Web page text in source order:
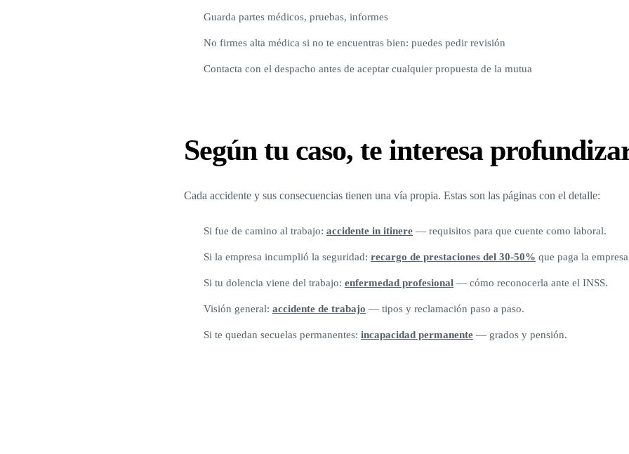
Guarda partes médicos, pruebas, informes
No firmes alta médica si no te encuentras bien: puedes pedir revisión
Contacta con el despacho antes de aceptar cualquier propuesta de la mutua
Según tu caso, te interesa
Cada accidente y sus consecuencias tienen una vía propia. Estas son las páginas con el detalle:
Si fue de camino al trabajo: accidente in itinere — requisitos para que cuente como laboral.
Si la empresa incumplió la seguridad: recargo de prestaciones del 30-50% que paga la
Si tu dolencia viene del trabajo: enfermedad profesional — cómo reconocerla ante el INSS.
Visión general: accidente de trabajo — tipos y reclamación paso a paso.
Si te quedan secuelas permanentes: incapacidad permanente — grados y pensión.